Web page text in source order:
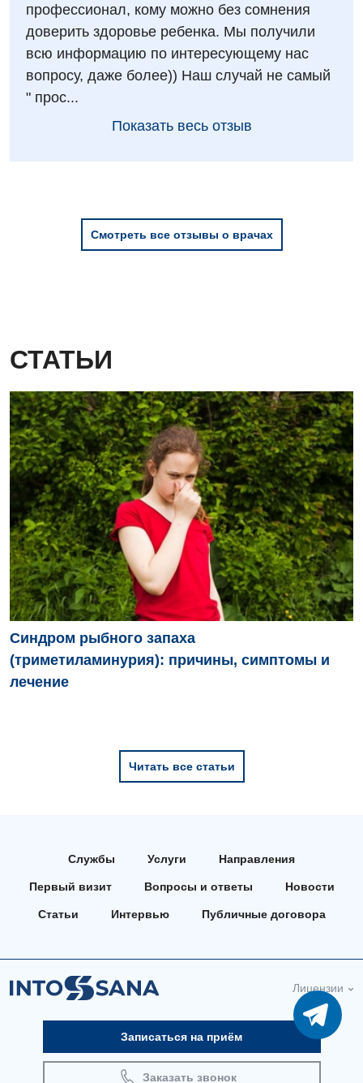
профессионал, кому можно без сомнения
доверить здоровье ребенка. Мы получили
всю информацию по интересующему нас
вопросу, даже более)) Наш случай не самый
" прос...
Показать весь отзыв
Смотреть все отзывы о врачах
СТАТЬИ
Синдром рыбного запаха
(триметиламинурия): причины, симптомы и
лечение
Читать все статьи
Службы Услуги Направления
Первый визит Вопросы и ответы Новости
Статьи Интервью Публичные договора
Лицензии
Записаться на приём
Заказать звонок